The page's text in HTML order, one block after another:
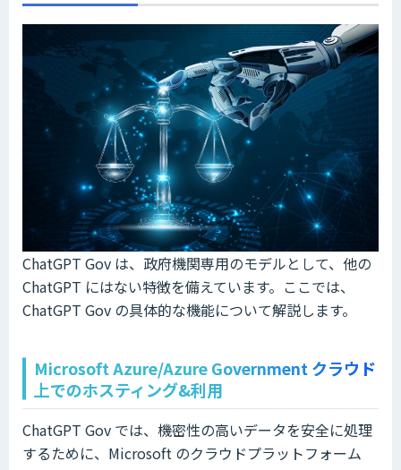
ChatGPT Gov は、政府機関専用のモデルとして、他の
ChatGPT にはない特徴を備えています。ここでは、
ChatGPT Gov の具体的な機能について解説します。
Microsoft Azure/Azure Government クラウド
上でのホスティング&利用
ChatGPT Gov では、機密性の高いデータを安全に処理
するために、Microsoft のクラウドプラットフォーム